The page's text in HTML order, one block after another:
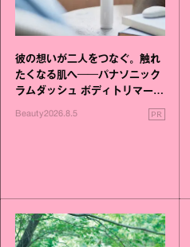
彼の想いが二人をつなぐ。触れ
たくなる肌へ──パナソニック
ラムダッシュ ボディトリマーが
Beauty2026.8.5 PR